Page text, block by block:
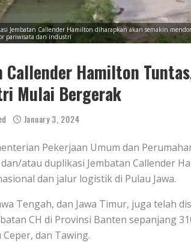
Jembatan Callender Hamilton diharapkan akan semakin
pariwisata dan industri
Callender Hamilton
Mulai Bergerak
January 3, 2024
Pekerjaan Umum dan
atau duplikasi Jembatan Callender
dan jalur logistik di Pulau Jawa.
Tengah, dan Jawa Timur, juga telah
CH di Provinsi Banten sepanjang
Ceper, dan Tawing.